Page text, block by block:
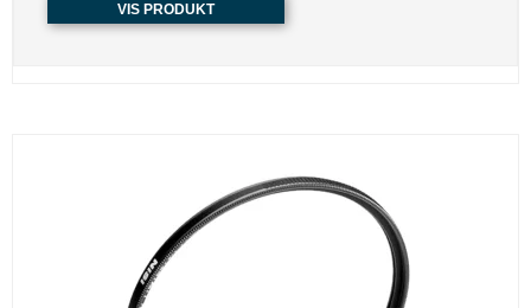
VIS PRODUKT